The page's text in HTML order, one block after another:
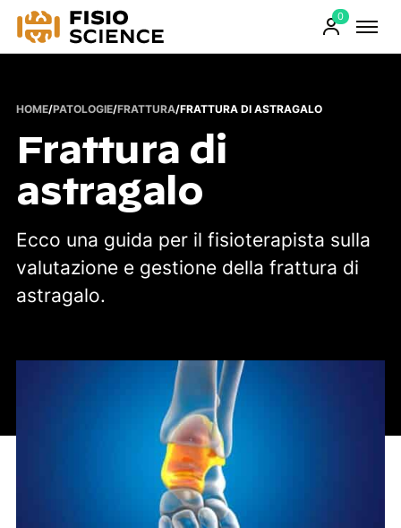
0
Prodotti
HOME/PATOLOGIE/FRATTURA/FRATTURA DI ASTRAGALO
Frattura di
astragalo
Ecco una guida per il fisioterapista sulla
valutazione e gestione della frattura di
astragalo.